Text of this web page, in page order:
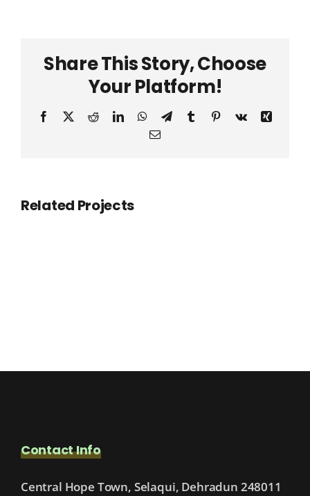
Share This Story, Choose
Your Platform!
Facebook
X RedditLinkedInWhatsApp
TelegramTumblr PinterestVk
Xing
Email
Related Projects
A
Role
Contact Info
Central Hope Town, Selaqui, Dehradun 248011